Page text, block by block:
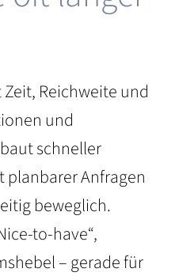
Reichweite und
und
schneller
planbarer Anfragen
beweglich.
to-have“,
– gerade für